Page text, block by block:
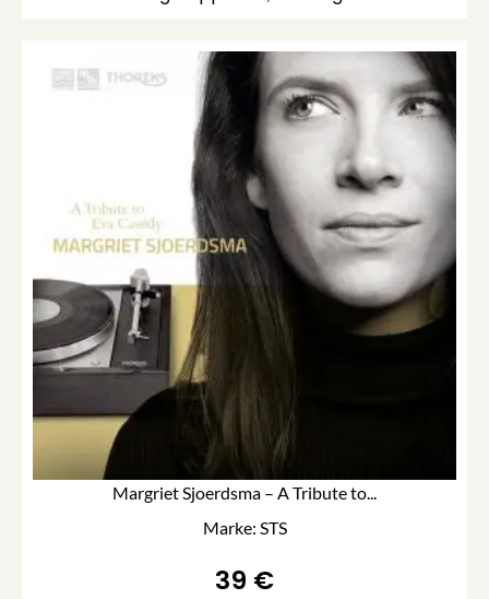
Margriet Sjoerdsma – A Tribute to...
Marke: STS
39 €